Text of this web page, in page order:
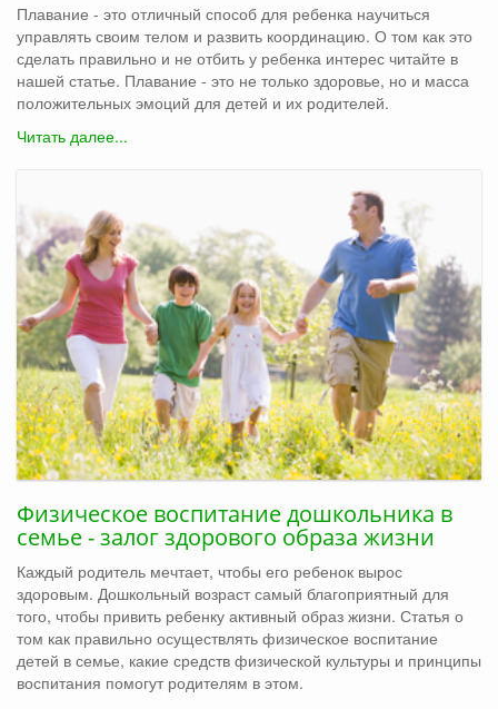
Плавание - это отличный способ для ребенка научиться
управлять своим телом и развить координацию. О том как это
сделать правильно и не отбить у ребенка интерес читайте в
нашей статье. Плавание - это не только здоровье, но и масса
положительных эмоций для детей и их родителей.
Читать далее...
Физическое воспитание дошкольника в
семье - залог здорового образа жизни
Каждый родитель мечтает, чтобы его ребенок вырос
здоровым. Дошкольный возраст самый благоприятный для
того, чтобы привить ребенку активный образ жизни. Статья о
том как правильно осуществлять физическое воспитание
детей в семье, какие средств физической культуры и принципы
воспитания помогут родителям в этом.